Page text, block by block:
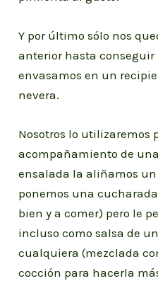
Y por último sólo nos
anterior hasta conseguir
envasamos en un
nevera.
Nosotros lo utilizaremos
acompañamiento de
ensalada la aliñamos un
ponemos una
bien y a comer) pero le
incluso como salsa de
cualquiera (mezclada
cocción para hacerla